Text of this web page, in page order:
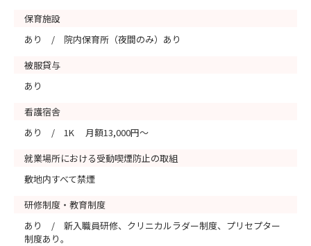
保育施設
あり / 院内保育所（夜間のみ）あり
被服貸与
あり
看護宿舎
あり / 1K 月額13,000円～
就業場所における受動喫煙防止の取組
敷地内すべて禁煙
研修制度・教育制度
あり / 新入職員研修、クリニカルラダー制度、プリセプター
制度あり。